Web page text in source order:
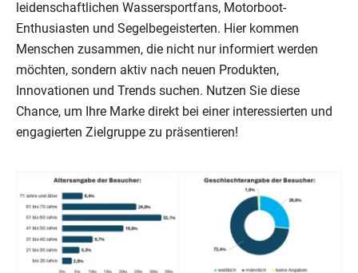
leidenschaftlichen Wassersportfans, Motorboot-
Enthusiasten und Segelbegeisterten. Hier kommen
Menschen zusammen, die nicht nur informiert werden
möchten, sondern aktiv nach neuen Produkten,
Innovationen und Trends suchen. Nutzen Sie diese
Chance, um Ihre Marke direkt bei einer interessierten und
engagierten Zielgruppe zu präsentieren!